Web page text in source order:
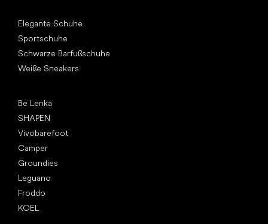
Elegante Schuhe
Sportschuhe
Schwarze Barfußschuhe
Weiße Sneakers
Be Lenka
SHAPEN
Vivobarefoot
Camper
Groundies
Leguano
Froddo
KOEL